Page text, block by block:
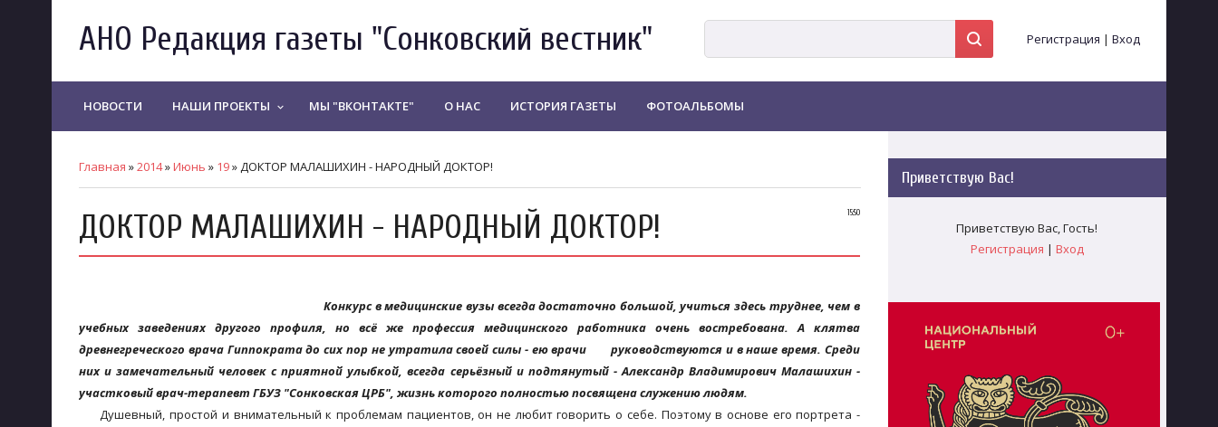
АНО Редакция газеты "Сонковский вестник" Регистрация | Вход
НОВОСТИ НАШИ ПРОЕКТЫ keyboard_arrow_down МЫ "ВКОНТАКТЕ" О НАС ИСТОРИЯ ГАЗЕТЫ ФОТОАЛЬБОМЫ
Главная »2014»Июнь » 19» ДОКТОР МАЛАШИХИН - НАРОДНЫЙ ДОКТОР!
15:50
ДОКТОР МАЛАШИХИН - НАРОДНЫЙ ДОКТОР!
Конкурс в медицинские вузы всегда достаточно большой, учиться здесь труднее, чем в
учебных заведениях другого профиля, но всё же профессия медицинского работника очень востребована. А клятва
древнегреческого врача Гиппократа до сих пор не утратила своей силы - ею врачи руководствуются и в наше время. Среди
них и замечательный человек с приятной улыбкой, всегда серьёзный и подтянутый - Александр Владимирович Малашихин -
участковый врач-терапевт ГБУЗ "Сонковская ЦРБ", жизнь которого полностью посвящена служению людям.
Душевный, простой и внимательный к проблемам пациентов, он не любит говорить о себе. Поэтому в основе его портрета -
Приветствую Вас!
Приветствую Вас,Гость!
Регистрация | Вход